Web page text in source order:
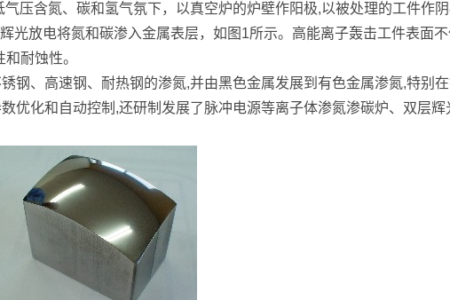
压含氮、碳和氢气氛下，以真空炉的炉壁作阳极,以被处理的工件作
光放电将氮和碳渗入金属表层，如图1所示。高能离子轰击工件表面
耐蚀性。
钢、高速钢、耐热钢的渗氮,并由黑色金属发展到有色金属渗氮,特别
优化和自动控制,还研制发展了脉冲电源等离子体渗氮渗碳炉、双层